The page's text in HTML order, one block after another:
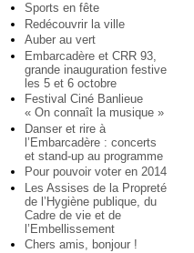
Sports en fête
Redécouvrir la ville
Auber au vert
Embarcadère et CRR 93,
grande inauguration festive
les 5 et 6 octobre
Festival Ciné Banlieue
« On connaît la musique »
Danser et rire à
l’Embarcadère : concerts
et stand-up au programme
Pour pouvoir voter en 2014
Les Assises de la Propreté
de l’Hygiène publique, du
Cadre de vie et de
l’Embellissement
Chers amis, bonjour !